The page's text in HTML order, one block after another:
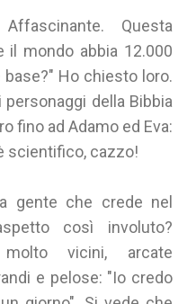
Questa
il mondo abbia 12.000
base?" Ho chiesto loro.
della Bibbia
fino ad Adamo ed Eva:
scientifico, cazzo!
gente che crede nel
così involuto?
vicini, arcate
e pelose: "Io credo